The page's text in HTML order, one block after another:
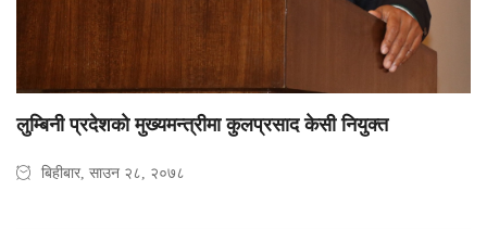
लुम्बिनी प्रदेशकाे मुख्यमन्त्रीमा कुलप्रसाद केसी नियुक्त
बिहीबार, साउन २८, २०७८